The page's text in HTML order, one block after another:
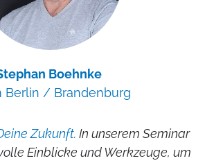
Boehnke
Berlin / Brandenburg
Zukunft. In unserem Seminar
Einblicke und Werkzeuge, um